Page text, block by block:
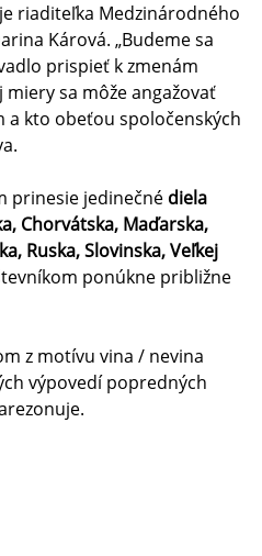
riaditeľka Medzinárodného
Kárová. „Budeme sa
prispieť k zmenám
sa môže angažovať
a kto obeťou spoločenských
prinesie jedinečné diela
Chorvátska, Maďarska,
Ruska, Slovinska, Veľkej
ponúkne približne
z motívu vina / nevina
výpovedí popredných